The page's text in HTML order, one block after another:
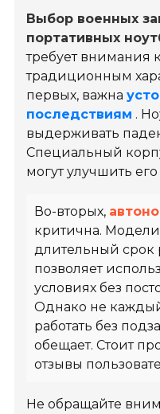
Выбор военных
портативных
требует внимания
традиционным
первых, важна
последствиям .
выдерживать
Специальный
могут улучшить
Во-вторых,
критична.
длительный срок
позволяет
условиях без
Однако не
работать без
обещает. Стоит
отзывы
Не обращайте